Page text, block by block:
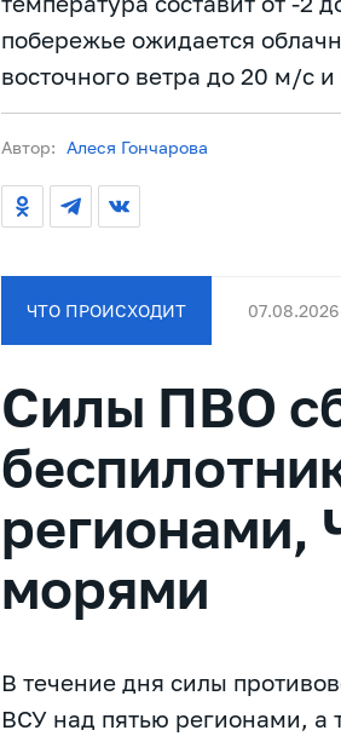
побережье ожидается
восточного ветра до 20 м/с
Автор: Алеся Гончарова
ЧТО ПРОИСХОДИТ 07.08.2026
Силы ПВО
регионами,
морями
В течение дня силы
ВСУ над пятью регионами,